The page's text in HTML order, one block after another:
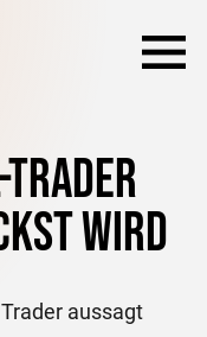
Trader
wird
aussagt